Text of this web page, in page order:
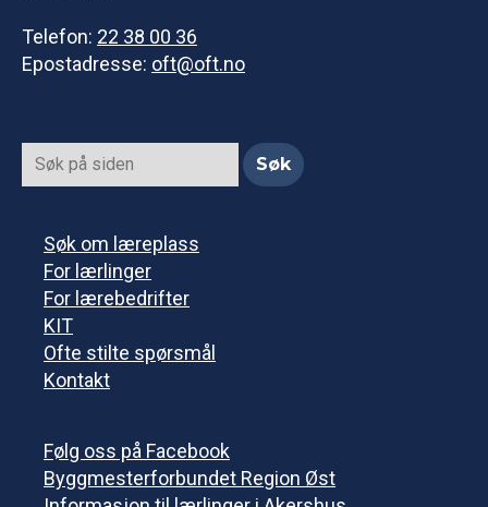
Telefon: 22 38 00 36
Epostadresse: oft@oft.no
Søk om læreplass
For lærlinger
For lærebedrifter
KIT
Ofte stilte spørsmål
Kontakt
Følg oss på Facebook
Byggmesterforbundet Region Øst